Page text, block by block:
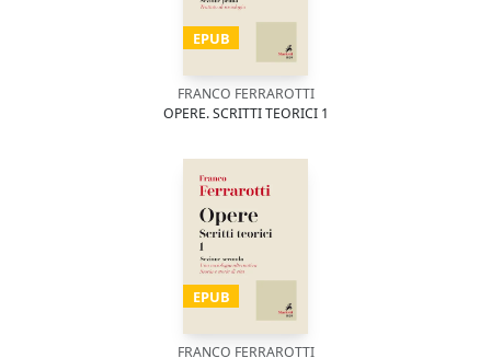
EPUB
FRANCO FERRAROTTI
OPERE. SCRITTI TEORICI 1
EPUB
FRANCO FERRAROTTI